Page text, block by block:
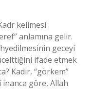
kelimesi
anlamına gelir.
geceyi
ifade etmek
Kadir, “görkem”
inanca göre, Allah